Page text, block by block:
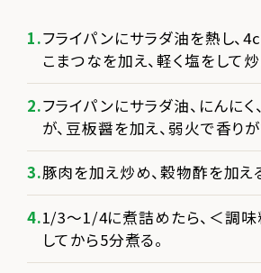
フライパンにサラダ油を熱し、
こまつなを加え、軽く塩をして
フライパンにサラダ油、にんにく
が、豆板醤を加え、弱火で香り
豚肉を加え炒め、穀物酢を加え
1/3～1/4に煮詰めたら、＜調味
してから5分煮る。